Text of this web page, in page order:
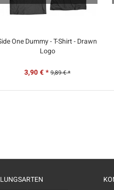
One Dummy - T-Shirt - Drawn
Logo
3,90 € * 9,89 € *